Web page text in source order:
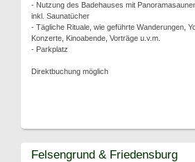
- Nutzung des Badehauses mit
inkl. Saunatücher
- Tägliche Rituale, wie geführte Wanderungen,
Konzerte, Kinoabende, Vorträge u.v.m.
- Parkplatz
Direktbuchung möglich
Felsengrund & Friedensburg